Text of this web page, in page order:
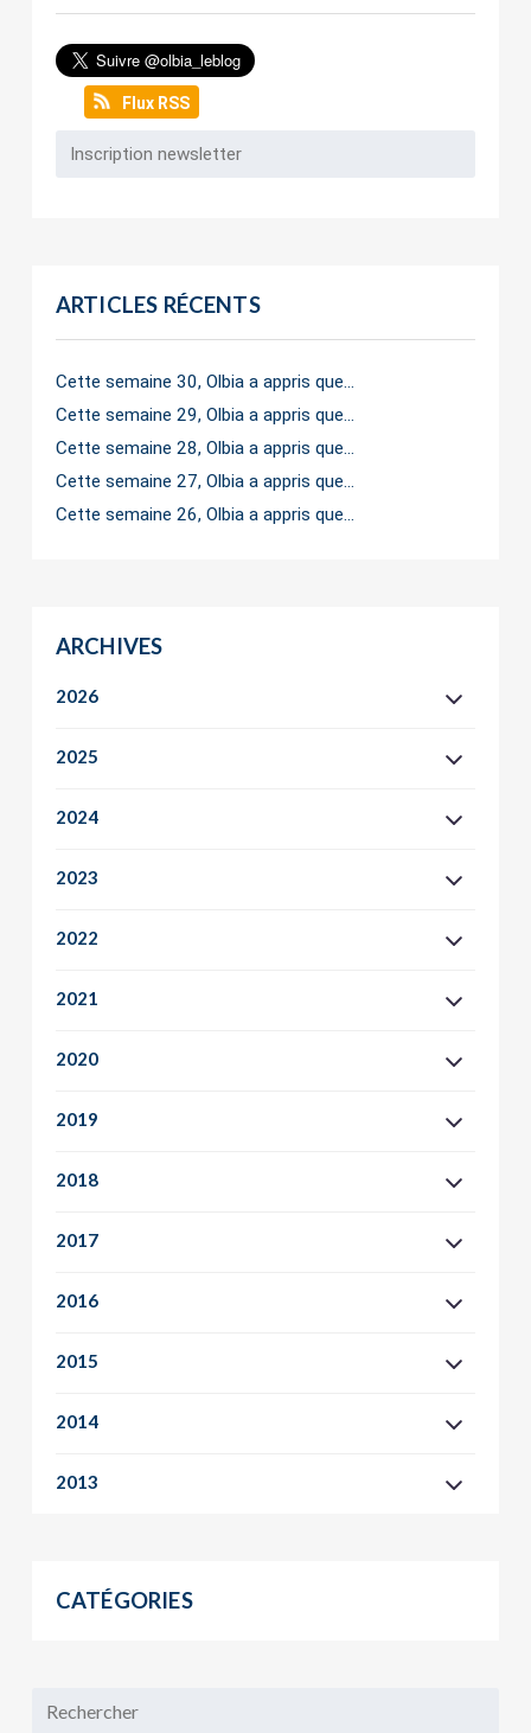
Flux RSS
ARTICLES RÉCENTS
Cette semaine 30, Olbia a appris que…
Cette semaine 29, Olbia a appris que…
Cette semaine 28, Olbia a appris que…
Cette semaine 27, Olbia a appris que…
Cette semaine 26, Olbia a appris que…
ARCHIVES
2026
2025
2024
2023
2022
2021
2020
2019
2018
2017
2016
2015
2014
2013
CATÉGORIES